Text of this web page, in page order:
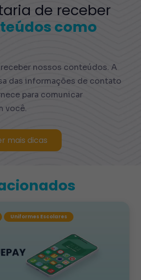
de receber
como
nossos conteúdos. A
das informações de contato
para comunicar
você.
mais dicas
Uniformes Escolares